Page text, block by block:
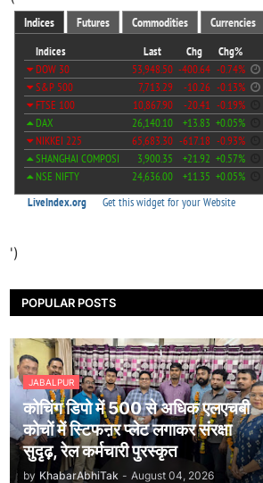
')
POPULAR POSTS
JABALPUR
कोचिंग डिपो में 500 से अधिक एलएचबी
कोचों में स्टिफऩर प्लेट लगाकर संरक्षा
सुदृढ़, रेल कर्मचारी पुरस्कृत
by KhabarAbhiTak - August 04, 2026